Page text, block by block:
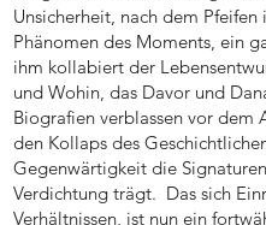
Unsicherheit, nach dem
Phänomen des Moments, ein
ihm kollabiert der
und Wohin, das Davor und
Biografien verblassen vor dem
den Kollaps des
Gegenwärtigkeit die
Verdichtung trägt. Das sich
Verhältnissen, ist nun ein